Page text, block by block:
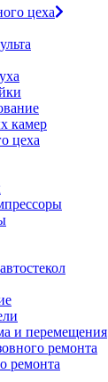
цеха
камер
цеха
и перемещения
ремонта
ремонта